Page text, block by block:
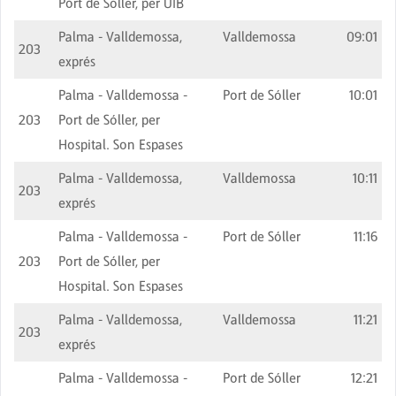
203
Palma - Valldemossa,
exprés
Valldemossa 09:01
203
Palma - Valldemossa -
Port de Sóller, per
Hospital. Son Espases
Port de Sóller 10:01
203
Palma - Valldemossa,
exprés
Valldemossa 10:11
203
Palma - Valldemossa -
Port de Sóller, per
Hospital. Son Espases
Port de Sóller 11:16
203
Palma - Valldemossa,
exprés
Valldemossa 11:21
Palma - Valldemossa -
Port de Sóller 12:21